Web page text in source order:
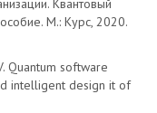
Квантовый
М.: Курс, 2020.
Quantum software
intelligent design it of